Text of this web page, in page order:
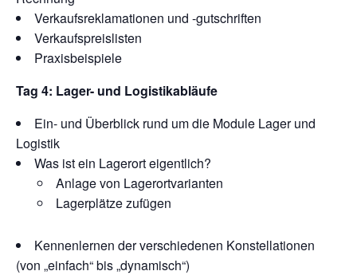
Verkaufsreklamationen und -gutschriften
Verkaufspreislisten
Praxisbeispiele
Tag 4: Lager- und Logistikabläufe
Ein- und Überblick rund um die Module Lager und
Logistik
Was ist ein Lagerort eigentlich?
Anlage von Lagerortvarianten
Lagerplätze zufügen
Kennenlernen der verschiedenen Konstellationen
(von „einfach“ bis „dynamisch“)